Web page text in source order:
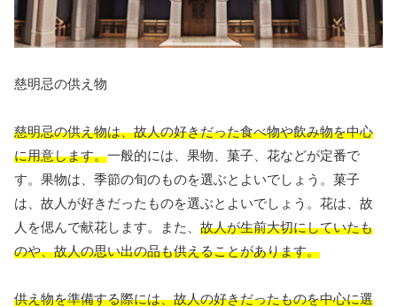
慈明忌の供え物
慈明忌の供え物は、故人の好きだった食べ物や飲み物を中心
に用意します。一般的には、果物、菓子、花などが定番で
す。果物は、季節の旬のものを選ぶとよいでしょう。菓子
は、故人が好きだったものを選ぶとよいでしょう。花は、故
人を偲んで献花します。また、 故人が生前大切にしていたも
のや、故人の思い出の品も供えることがあります。
供え物を準備する際には、故人の好きだったものを中心に選